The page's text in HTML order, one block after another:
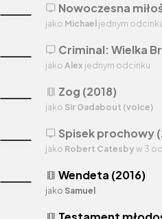
theaters Wendeta (2016)
jako Samuel
theaters Zog (2018)
jako Sir Gadabout (voice)
tv Nowoczesna
jako Michael jednym
tv Spisek prochowy
jako Robert Catesby w 3
tv Criminal: Wielka
jako Alex jednym odcinku